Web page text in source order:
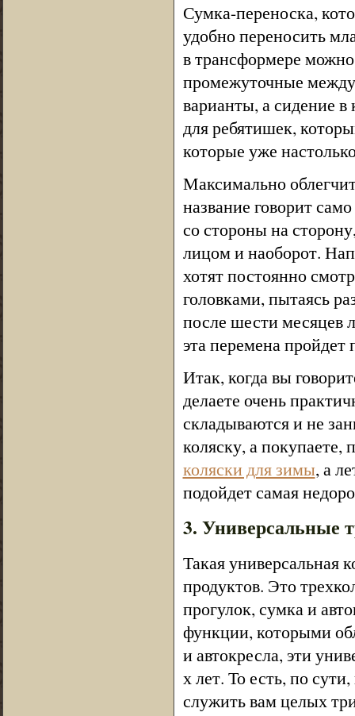
Сумка-переноска,
удобно переносить
в трансформере
промежуточные
варианты, а сидение в
для ребятишек,
которые уже
Максимально
название говорит
со стороны на
лицом и наоборот.
хотят постоянно
головками, пытаясь
после шести месяцев
эта перемена пройдет
Итак, когда вы
делаете очень
складываются и не
коляску, а
коляски для зимы, а
подойдет самая
3. Универсальные
Такая универсальная
продуктов. Это
прогулок, сумка и
функции, которыми
и автокресла, эти
х лет. То есть, по
служить вам целых